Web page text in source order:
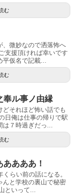
む
、微妙なので洒落怖へ
支援頂ければ幸いです
仮名で記載...
む
奉ル事ノ由縁
それほど怖い話でも
日俺は仕事の帰りで駅
７時過ぎだっ...
む
あああ！
らい前の話になる。
んと学校の裏山で秘密
といって...